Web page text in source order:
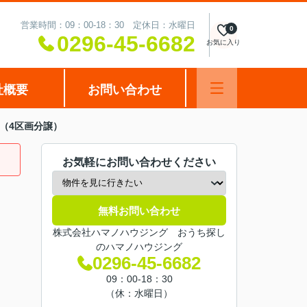
営業時間：09：00-18：30 定休日：水曜日
0296-45-6682 お気に入り
0
概要 お問い合わせ
4区画分譲）
お気軽にお問い合わせください
無料お問い合わせ
株式会社ハマノハウジング おうち探し
のハマノハウジング
0296-45-6682
09：00-18：30
（休：水曜日）